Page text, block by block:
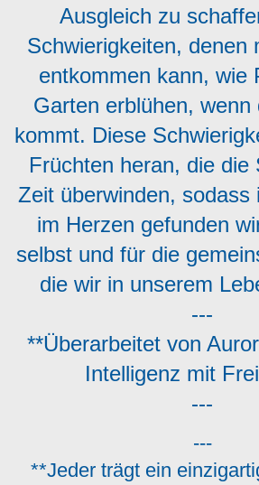
Ausgleich zu
Schwierigkeiten, denen
entkommen kann, wie
Garten erblühen, wenn
kommt. Diese
Früchten heran, die die
Zeit überwinden, sodass
im Herzen gefunden
selbst und für die
die wir in unserem
---
**Überarbeitet von
Intelligenz mit
---
---
**Jeder trägt ein